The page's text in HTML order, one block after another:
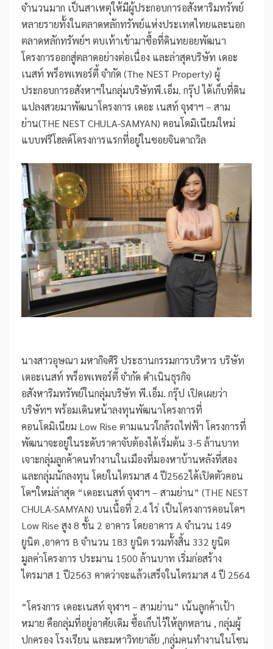
จำนวนมาก เป็นสาเหตุให้มีผู้ประกอบการอสังหาริมทรัพย์
หลายรายทั้งในตลาดหลักทรัพย์แห่งประเทศไทยและนอก
ตลาดหลักทรัพย์ฯ ตบเท้าเข้ามาซื้อที่ดินทยอยพัฒนา
โครงการออกสู่ตลาดอย่างต่อเนื่อง และล่าสุดบริษัท เดอะ
เนสท์ พร็อพเพอร์ตี้ จำกัด (The NEST Property) ผู้
ประกอบการอสังหาฯในกลุ่มบริษัทพี.เอ็ม. กรุ๊ป ได้เก็บที่ดิน
แปลงสวยมาพัฒนาโครงการ เดอะ เนสท์ จุฬาฯ – สาม
ย่าน(THE NEST CHULA-SAMYAN) คอนโดมิเนียมใหม่
แบบฟรีโฮลด์โครงการแรกที่อยู่ในซอยจินดาถวิล
นางสาวอุษณา มหากิจศิริ ประธานกรรมการบริหาร บริษัท
เดอะเนสท์ พร็อพเพอร์ตี้ จำกัด ดำเนินธุรกิจ
อสังหาริมทรัพย์ในกลุ่มบริษัท พี.เอ็ม. กรุ๊ป เปิดเผยว่า
บริษัทฯ พร้อมเดินหน้าลงทุนพัฒนาโครงการที่
คอนโดมิเนียม Low Rise ตามแนวใกล้รถไฟฟ้า โครงการที่
พัฒนาจะอยู่ในระดับราคาจับต้องได้เริ่มต้น 3-5 ล้านบาท
เจาะกลุ่มลูกค้าคนทำงานในเมืองที่มองหาบ้านหลังที่สอง
และกลุ่มนักลงทุน โดยในไตรมาส 4 ปี2562ได้เปิดตัวคอน
โดฯใหม่ล่าสุด “เดอะเนสท์ จุฬาฯ – สามย่าน” (THE NEST
CHULA-SAMYAN) บนเนื้อที่ 2.4 ไร่ เป็นโครงการคอนโดฯ
Low Rise สูง 8 ชั้น 2 อาคาร โดยอาคาร A จำนวน 149
ยูนิต ,อาคาร B จำนวน 183 ยูนิต รวมทั้งสิ้น 332 ยูนิต
มูลค่าโครงการ ประมาน 1500 ล้านบาท เริ่มก่อสร้าง
ไตรมาส 1 ปี2563 คาดว่าจะแล้วเสร็จในไตรมาส 4 ปี 2564
“โครงการ เดอะเนสท์ จุฬาฯ – สามย่าน” เน้นลูกค้าเป้า
หมาย คือกลุ่มที่อยู่อาศัยเดิม ซื้อเก็บไว้ให้ลูกหลาน , กลุ่มผู้
ปกครอง โรงเรียน และมหาวิทยาลัย ,กลุ่มคนทำงานในโซน